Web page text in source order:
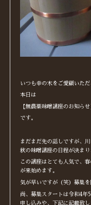
いつも幸の木をご愛顧いた
本日は
【無農薬味噌講座のお知らせ
です。
まだまだ先の話しですが、
秋の味噌講座の日程が決まり
この講座はとても人気で、
が来始めます。
気が早いですが（笑）募集を
尚、募集スタートは令和4
申し込みや、下記に記載致